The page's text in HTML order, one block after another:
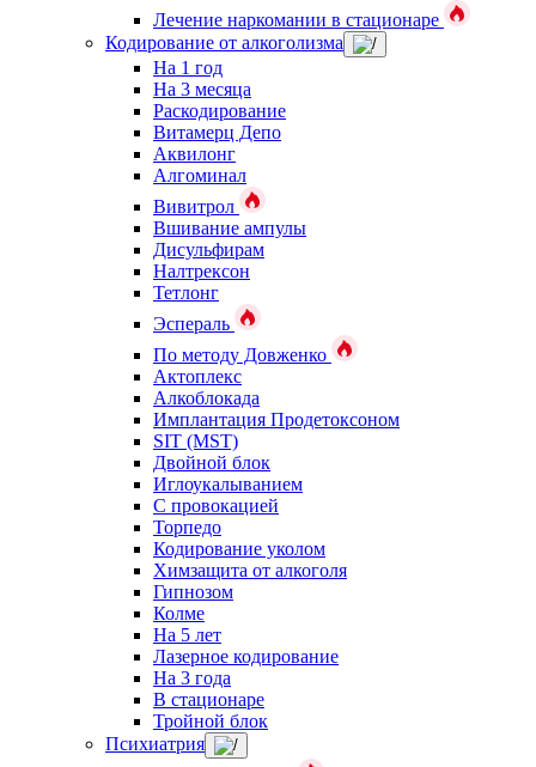
Лечение наркомании в стационаре
Кодирование от алкоголизма
На 1 год
На 3 месяца
Раскодирование
Витамерц Депо
Аквилонг
Алгоминал
Вивитрол
Вшивание ампулы
Дисульфирам
Налтрексон
Тетлонг
Эспераль
По методу Довженко
Актоплекс
Алкоблокада
Имплантация Продетоксоном
SIT (MST)
Двойной блок
Иглоукалыванием
С провокацией
Торпедо
Кодирование уколом
Химзащита от алкоголя
Гипнозом
Колме
На 5 лет
Лазерное кодирование
На 3 года
В стационаре
Тройной блок
Психиатрия